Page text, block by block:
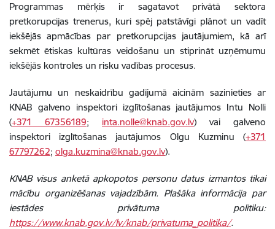
Programmas mērķis ir sagatavot privātā sektora
pretkorupcijas trenerus, kuri spēj patstāvīgi plānot un vadīt
iekšējās apmācības par pretkorupcijas jautājumiem, kā arī
sekmēt ētiskas kultūras veidošanu un stiprināt uzņēmumu
iekšējās kontroles un risku vadības procesus.
Jautājumu un neskaidrību gadījumā aicinām sazinieties ar
KNAB galveno inspektori izglītošanas jautājumos Intu Nolli
(+371 67356189; inta.nolle@knab.gov.lv) vai galveno
inspektori izglītošanas jautājumos Olgu Kuzminu (+371
67797262; olga.kuzmina@knab.gov.lv).
KNAB visus anketā apkopotos personu datus izmantos tikai
mācību organizēšanas vajadzībām. Plašāka informācija par
iestādes privātuma politiku:
https://www.knab.gov.lv/lv/knab/privatuma_politika/.